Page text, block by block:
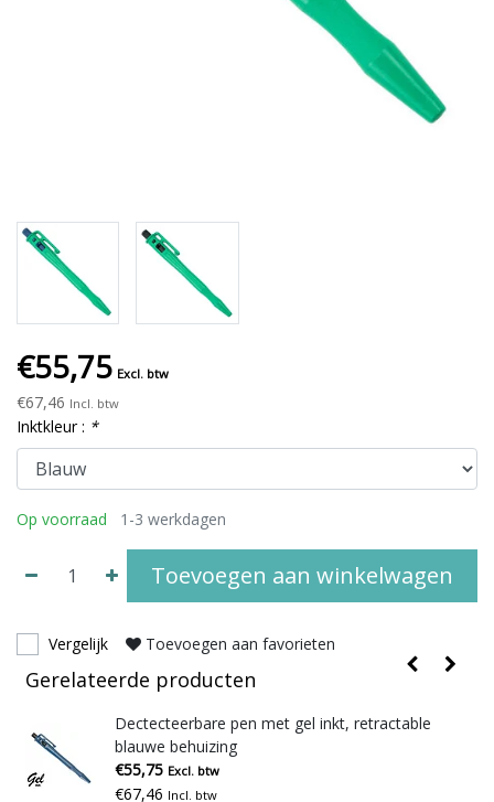
€55,75 Excl. btw
€67,46 Incl. btw
Inktkleur : *
Op voorraad 1-3 werkdagen
Toevoegen aan winkelwagen
Vergelijk Toevoegen aan favorieten
Gerelateerde producten
Dectecteerbare pen met gel inkt, retractable
blauwe behuizing
€55,75 Excl. btw
€67,46 Incl. btw